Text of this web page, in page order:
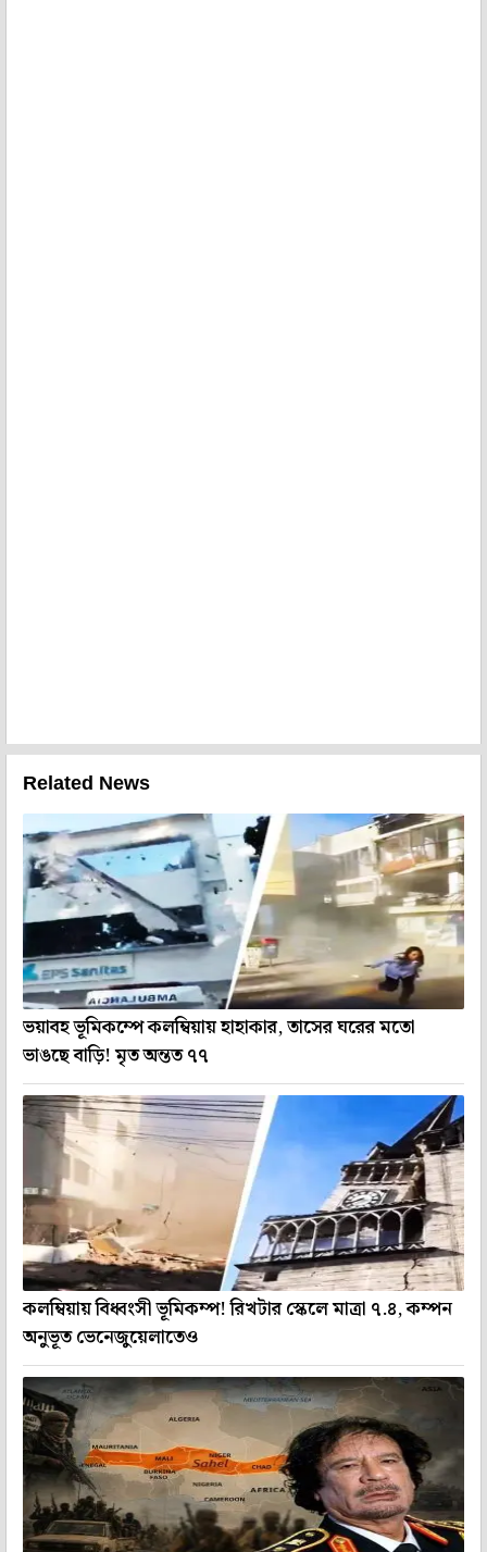
Related News
ভয়াবহ ভূমিকম্পে কলম্বিয়ায় হাহাকার, তাসের ঘরের মতো
ভাঙছে বাড়ি! মৃত অন্তত ৭৭
কলম্বিয়ায় বিধ্বংসী ভূমিকম্প! রিখটার স্কেলে মাত্রা ৭.৪, কম্পন
অনুভূত ভেনেজুয়েলাতেও